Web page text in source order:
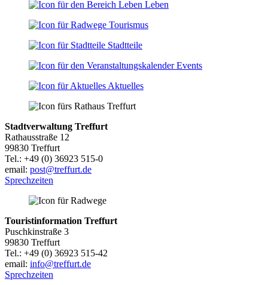
Leben
Tourismus
Stadtteile
Events
Aktuelles
Stadtverwaltung Treffurt
Rathausstraße 12
99830 Treffurt
Tel.: +49 (0) 36923 515-0
email: post@treffurt.de
Sprechzeiten
Touristinformation Treffurt
Puschkinstraße 3
99830 Treffurt
Tel.: +49 (0) 36923 515-42
email: info@treffurt.de
Sprechzeiten